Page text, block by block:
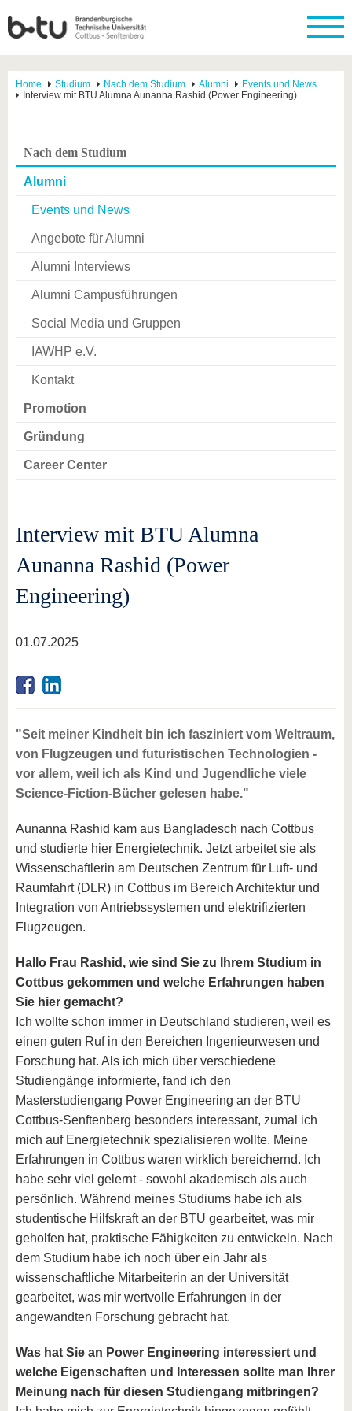
Home Studium Nach dem Studium Alumni
Events und News
Interview mit BTU Alumna Aunanna Rashid (Power Engineering)
Nach dem Studium
Alumni
Events und News
Angebote für Alumni
Alumni Interviews
Alumni Campusführungen
Social Media und Gruppen
IAWHP e.V.
Kontakt
Promotion
Gründung
Career Center
Interview mit BTU Alumna
Aunanna Rashid (Power
Engineering)
01.07.2025
"Seit meiner Kindheit bin ich fasziniert vom Weltraum,
von Flugzeugen und futuristischen Technologien -
vor allem, weil ich als Kind und Jugendliche viele
Science-Fiction-Bücher gelesen habe."
Aunanna Rashid kam aus Bangladesch nach Cottbus
und studierte hier Energietechnik. Jetzt arbeitet sie als
Wissenschaftlerin am Deutschen Zentrum für Luft- und
Raumfahrt (DLR) in Cottbus im Bereich Architektur und
Integration von Antriebssystemen und elektrifizierten
Flugzeugen.
Hallo Frau Rashid, wie sind Sie zu Ihrem Studium in
Cottbus gekommen und welche Erfahrungen haben
Sie hier gemacht?
Ich wollte schon immer in Deutschland studieren, weil es
einen guten Ruf in den Bereichen Ingenieurwesen und
Forschung hat. Als ich mich über verschiedene
Studiengänge informierte, fand ich den
Masterstudiengang Power Engineering an der BTU
Cottbus-Senftenberg besonders interessant, zumal ich
mich auf Energietechnik spezialisieren wollte. Meine
Erfahrungen in Cottbus waren wirklich bereichernd. Ich
habe sehr viel gelernt - sowohl akademisch als auch
persönlich. Während meines Studiums habe ich als
studentische Hilfskraft an der BTU gearbeitet, was mir
geholfen hat, praktische Fähigkeiten zu entwickeln. Nach
dem Studium habe ich noch über ein Jahr als
wissenschaftliche Mitarbeiterin an der Universität
gearbeitet, was mir wertvolle Erfahrungen in der
angewandten Forschung gebracht hat.
Was hat Sie an Power Engineering interessiert und
welche Eigenschaften und Interessen sollte man Ihrer
Meinung nach für diesen Studiengang mitbringen?